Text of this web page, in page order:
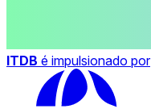
ITDB é impulsionado por